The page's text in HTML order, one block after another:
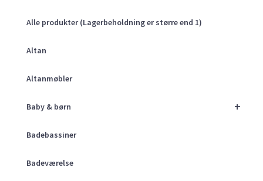
Alle produkter (Lagerbeholdning er større end 1)
Altan
Altanmøbler
+
Baby & børn
Badebassiner
Badeværelse